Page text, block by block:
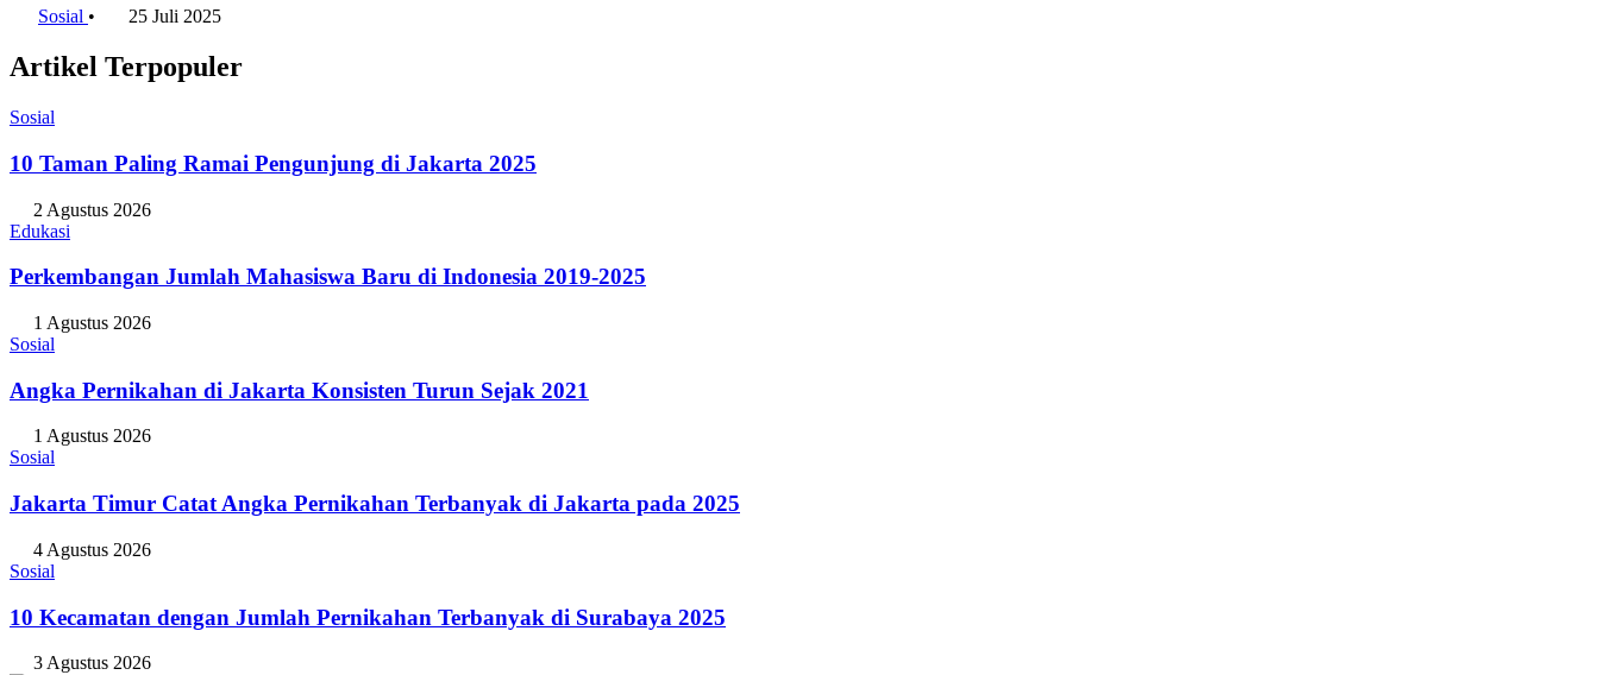
Sosial • 25 Juli 2025
Artikel Terpopuler
Sosial
10 Taman Paling Ramai Pengunjung di Jakarta 2025
2 Agustus 2026
Edukasi
Perkembangan Jumlah Mahasiswa Baru di Indonesia 2019-2025
1 Agustus 2026
Sosial
Angka Pernikahan di Jakarta Konsisten Turun Sejak 2021
1 Agustus 2026
Sosial
Jakarta Timur Catat Angka Pernikahan Terbanyak di Jakarta pada 2025
4 Agustus 2026
Sosial
10 Kecamatan dengan Jumlah Pernikahan Terbanyak di Surabaya 2025
3 Agustus 2026